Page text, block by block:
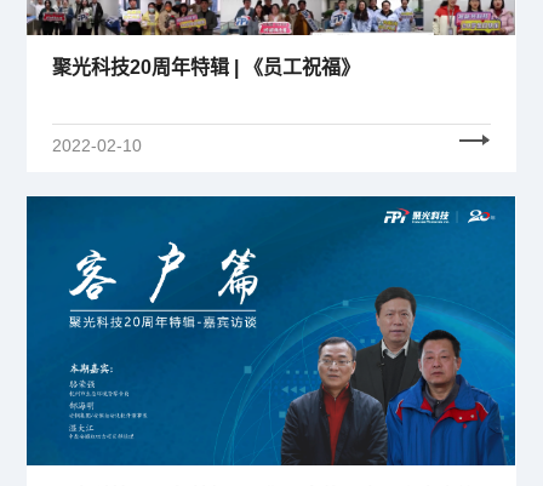
聚光科技20周年特辑 | 《员工祝福》
2022-02-10